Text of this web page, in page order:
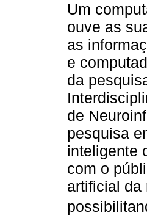
Um
ouve as
as
e
da
de
pesquisa
inteligente
com o
artificial da